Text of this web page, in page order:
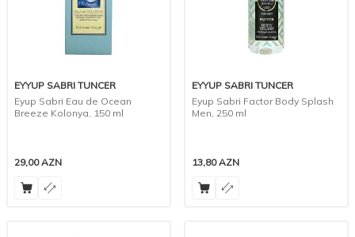
EYYUP SABRI TUNCER
Eyup Sabri Eau de Ocean
Breeze Kolonya, 150 ml
29,00AZN
EYYUP SABRI TUNCER
Eyup Sabri Factor Body Splash
Men, 250 ml
13,80AZN